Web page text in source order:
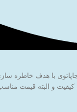
و البته قیمت